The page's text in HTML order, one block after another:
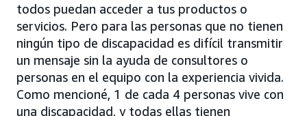
todos puedan acceder a tus productos o
servicios. Pero para las personas que no tienen
ningún tipo de discapacidad es difícil transmitir
un mensaje sin la ayuda de consultores o
personas en el equipo con la experiencia vivida.
Como mencioné, 1 de cada 4 personas vive con
una discapacidad, y todas ellas tienen